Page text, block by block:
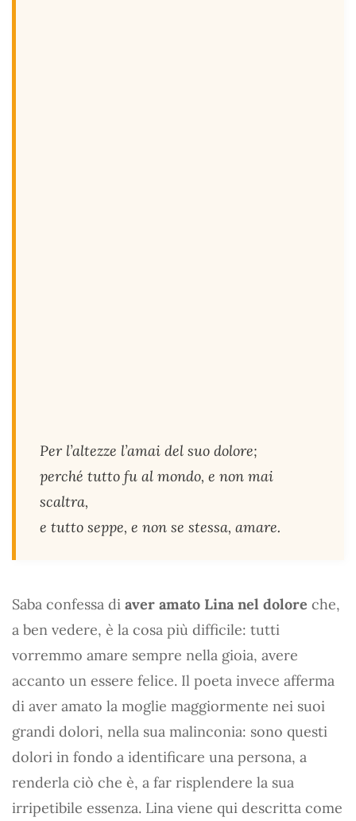
Per l’altezze l’amai del suo dolore;
perché tutto fu al mondo, e non mai
scaltra,
e tutto seppe, e non se stessa, amare.
Saba confessa di aver amato Lina nel dolore che,
a ben vedere, è la cosa più difficile: tutti
vorremmo amare sempre nella gioia, avere
accanto un essere felice. Il poeta invece afferma
di aver amato la moglie maggiormente nei suoi
grandi dolori, nella sua malinconia: sono questi
dolori in fondo a identificare una persona, a
renderla ciò che è, a far risplendere la sua
irripetibile essenza. Lina viene qui descritta come